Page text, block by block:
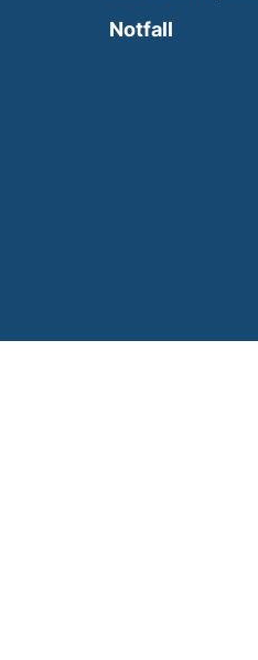
in a new window)
Notfall